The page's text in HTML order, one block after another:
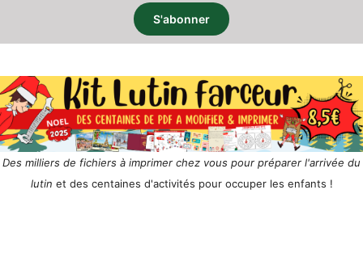
Des milliers de fichiers à imprimer chez vous pour préparer l'arrivée du
lutin et des centaines d'activités pour occuper les enfants !